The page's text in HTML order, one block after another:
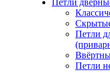
Петли
Петли
Петли